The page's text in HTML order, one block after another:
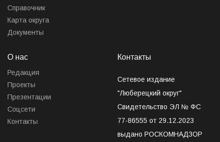
Справочник
Карта округа
Документы
О нас
Редакция
Проекты
Презентации
Соцсети
Контакты
Контакты
Сетевое издание
"Люберецкий округ"
Свидетельство ЭЛ № ФС
77-86555 от 29.12.2023
выдано РОСКОМНАДЗОР